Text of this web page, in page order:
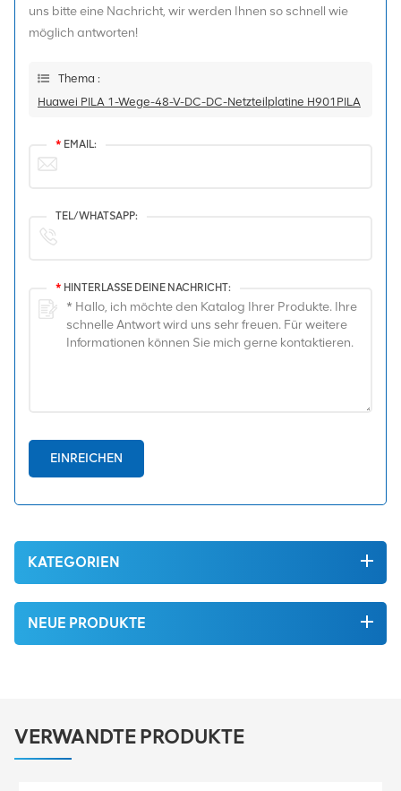
uns bitte eine Nachricht, wir werden Ihnen so schnell wie
möglich antworten!
Thema :
Huawei PILA 1-Wege-48-V-DC-DC-Netzteilplatine H901PILA
* EMAIL:
TEL/WHATSAPP:
* HINTERLASSE DEINE NACHRICHT:
EINREICHEN
KATEGORIEN
NEUE PRODUKTE
VERWANDTE PRODUKTE